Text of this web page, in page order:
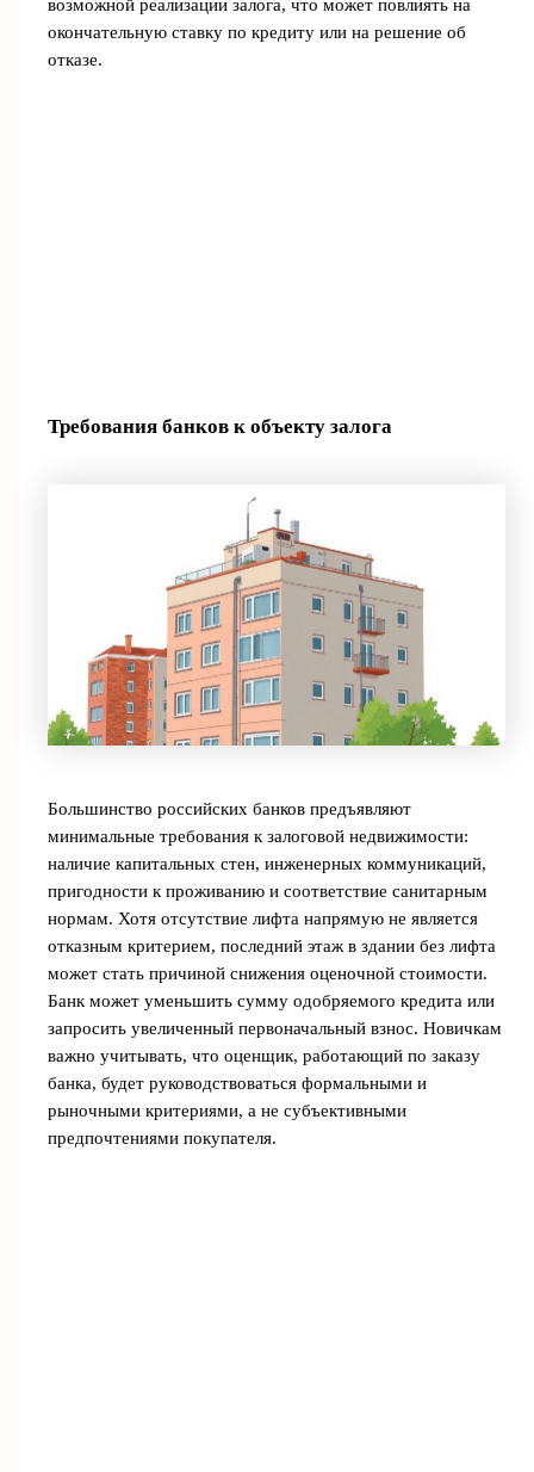
возможной реализации залога, что может повлиять на
окончательную ставку по кредиту или на решение об
отказе.
Требования банков к объекту залога
Большинство российских банков предъявляют
минимальные требования к залоговой недвижимости:
наличие капитальных стен, инженерных коммуникаций,
пригодности к проживанию и соответствие санитарным
нормам. Хотя отсутствие лифта напрямую не является
отказным критерием, последний этаж в здании без лифта
может стать причиной снижения оценочной стоимости.
Банк может уменьшить сумму одобряемого кредита или
запросить увеличенный первоначальный взнос. Новичкам
важно учитывать, что оценщик, работающий по заказу
банка, будет руководствоваться формальными и
рыночными критериями, а не субъективными
предпочтениями покупателя.